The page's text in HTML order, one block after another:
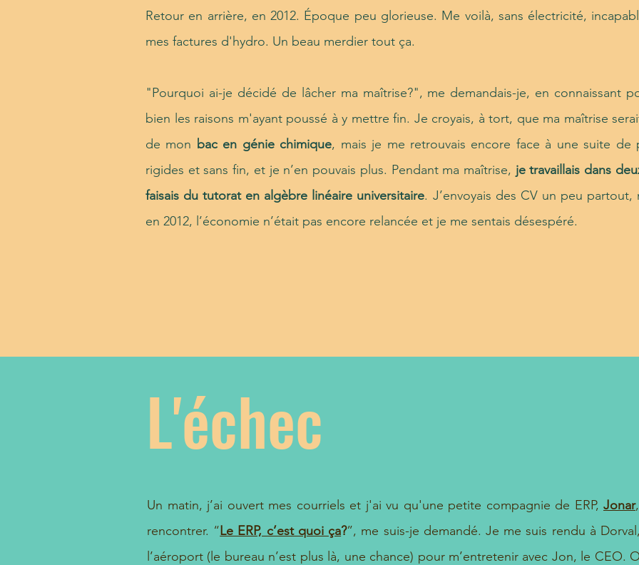
Retour en arrière, en 2012. Époque peu glorieuse. Me voilà, sans électricité,
mes factures d'hydro. Un beau merdier tout ça.
"Pourquoi ai-je décidé de lâcher ma maîtrise?", me demandais-je, en connaissant
bien les raisons m'ayant poussé à y mettre fin. Je croyais, à tort, que ma maîtrise
de mon bac en génie chimique, mais je me retrouvais encore face à une suite de
rigides et sans fin, et je n’en pouvais plus. Pendant ma maîtrise, je travaillais dans
faisais du tutorat en algèbre linéaire universitaire. J’envoyais des CV un peu partout,
en 2012, l’économie n’était pas encore relancée et je me sentais désespéré.
L'échec
Un matin, j’ai ouvert mes courriels et j'ai vu qu'une petite compagnie de ERP, Jonar
rencontrer. “Le ERP, c’est quoi ça?”, me suis-je demandé. Je me suis rendu à
l’aéroport (le bureau n’est plus là, une chance) pour m’entretenir avec Jon, le CEO.